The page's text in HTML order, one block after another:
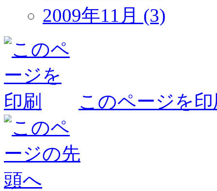
2009年11月 (3)
このページを